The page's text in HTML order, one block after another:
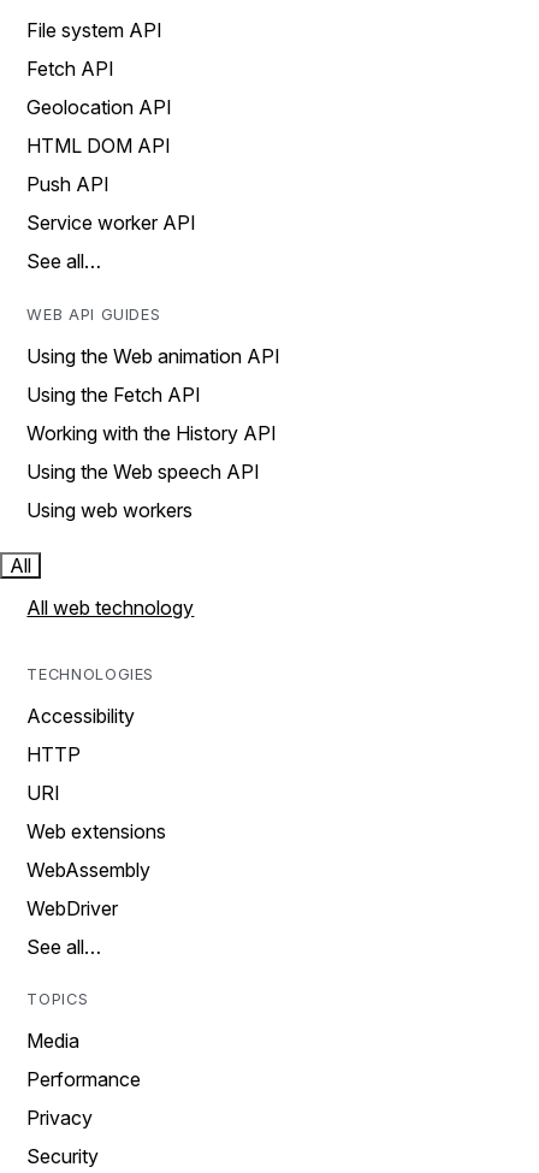
File system API
Fetch API
Geolocation API
HTML DOM API
Push API
Service worker API
See all…
WEB API GUIDES
Using the Web animation API
Using the Fetch API
Working with the History API
Using the Web speech API
Using web workers
All
All web technology
TECHNOLOGIES
Accessibility
HTTP
URI
Web extensions
WebAssembly
WebDriver
See all…
TOPICS
Media
Performance
Privacy
Security